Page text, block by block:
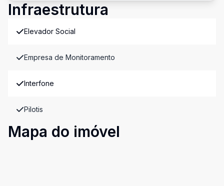
Infraestrutura
Elevador Social
Empresa de Monitoramento
Interfone
Pilotis
Mapa do imóvel